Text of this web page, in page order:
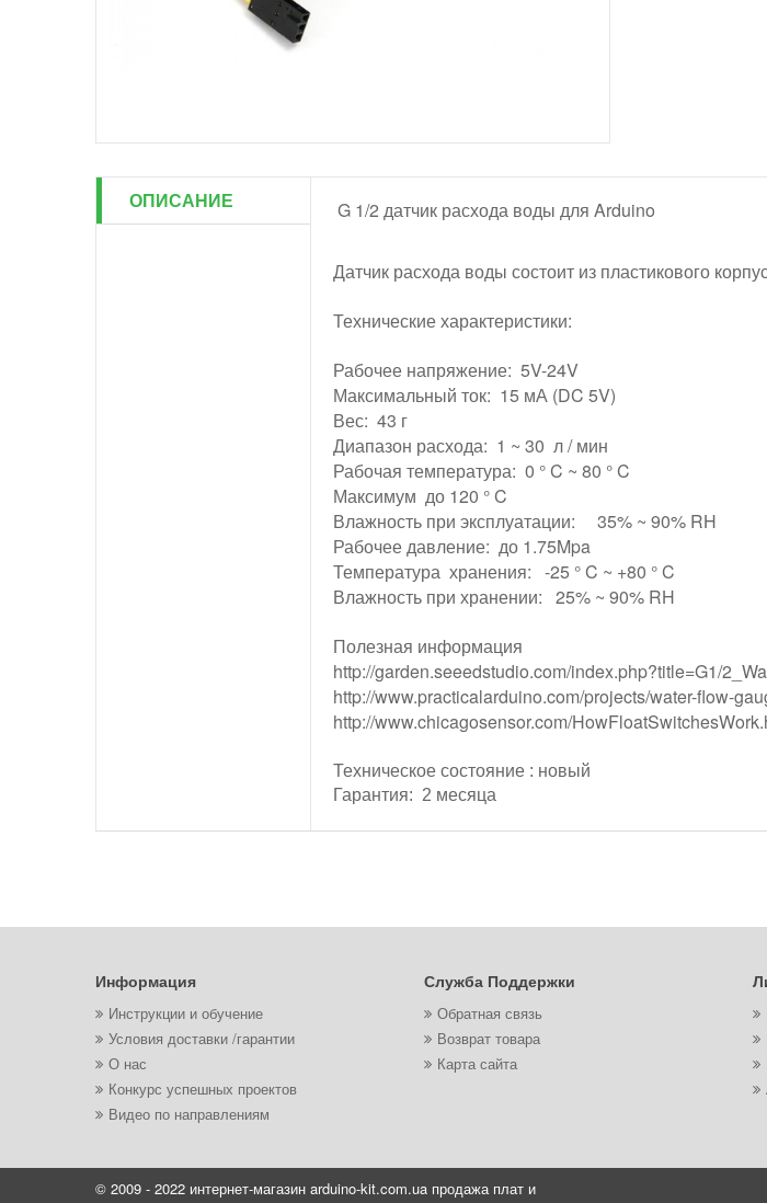
ОПИСАНИЕ G 1/2 датчик расхода воды для Arduino
Датчик расхода воды состоит из пластикового
Технические характеристики:
Рабочее напряжение: 5V-24V
Максимальный ток: 15 мА (DC 5V)
Вес: 43 г
Диапазон расхода: 1 ~ 30 л / мин
Рабочая температура: 0 ° C ~ 80 ° C
Максимум до 120 ° C
Влажность при эксплуатации: 35% ~ 90% RH
Рабочее давление: до 1.75Mpa
Температура хранения: -25 ° C ~ +80 ° C
Влажность при хранении: 25% ~ 90% RH
Полезная информация
http://garden.seeedstudio.com/index.php?title=G1/
http://www.practicalarduino.com/projects/water-flow-
http://www.chicagosensor.com/
Техническое состояние : новый
Гарантия: 2 месяца
Информация
Инструкции и обучение
Условия доставки /гарантии
О нас
Конкурс успешных проектов
Видео по направлениям
Служба Поддержки
Обратная связь
Возврат товара
Карта сайта
© 2009 - 2022 интернет-магазин arduino-kit.com.ua продажа плат и